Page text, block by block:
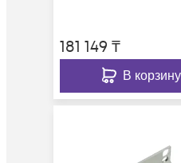
181 149 ₸
В корзину